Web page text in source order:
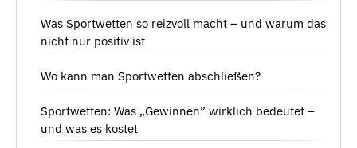
Was Sportwetten so reizvoll macht – und warum das
nicht nur positiv ist
Wo kann man Sportwetten abschließen?
Sportwetten: Was „Gewinnen” wirklich bedeutet –
und was es kostet